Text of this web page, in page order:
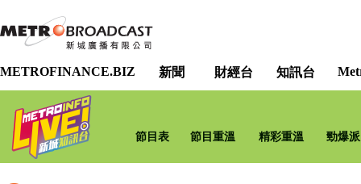
METROFINANCE.BIZ 新聞 財經台 知訊台
節目表 節目重溫 精彩重溫 勁爆